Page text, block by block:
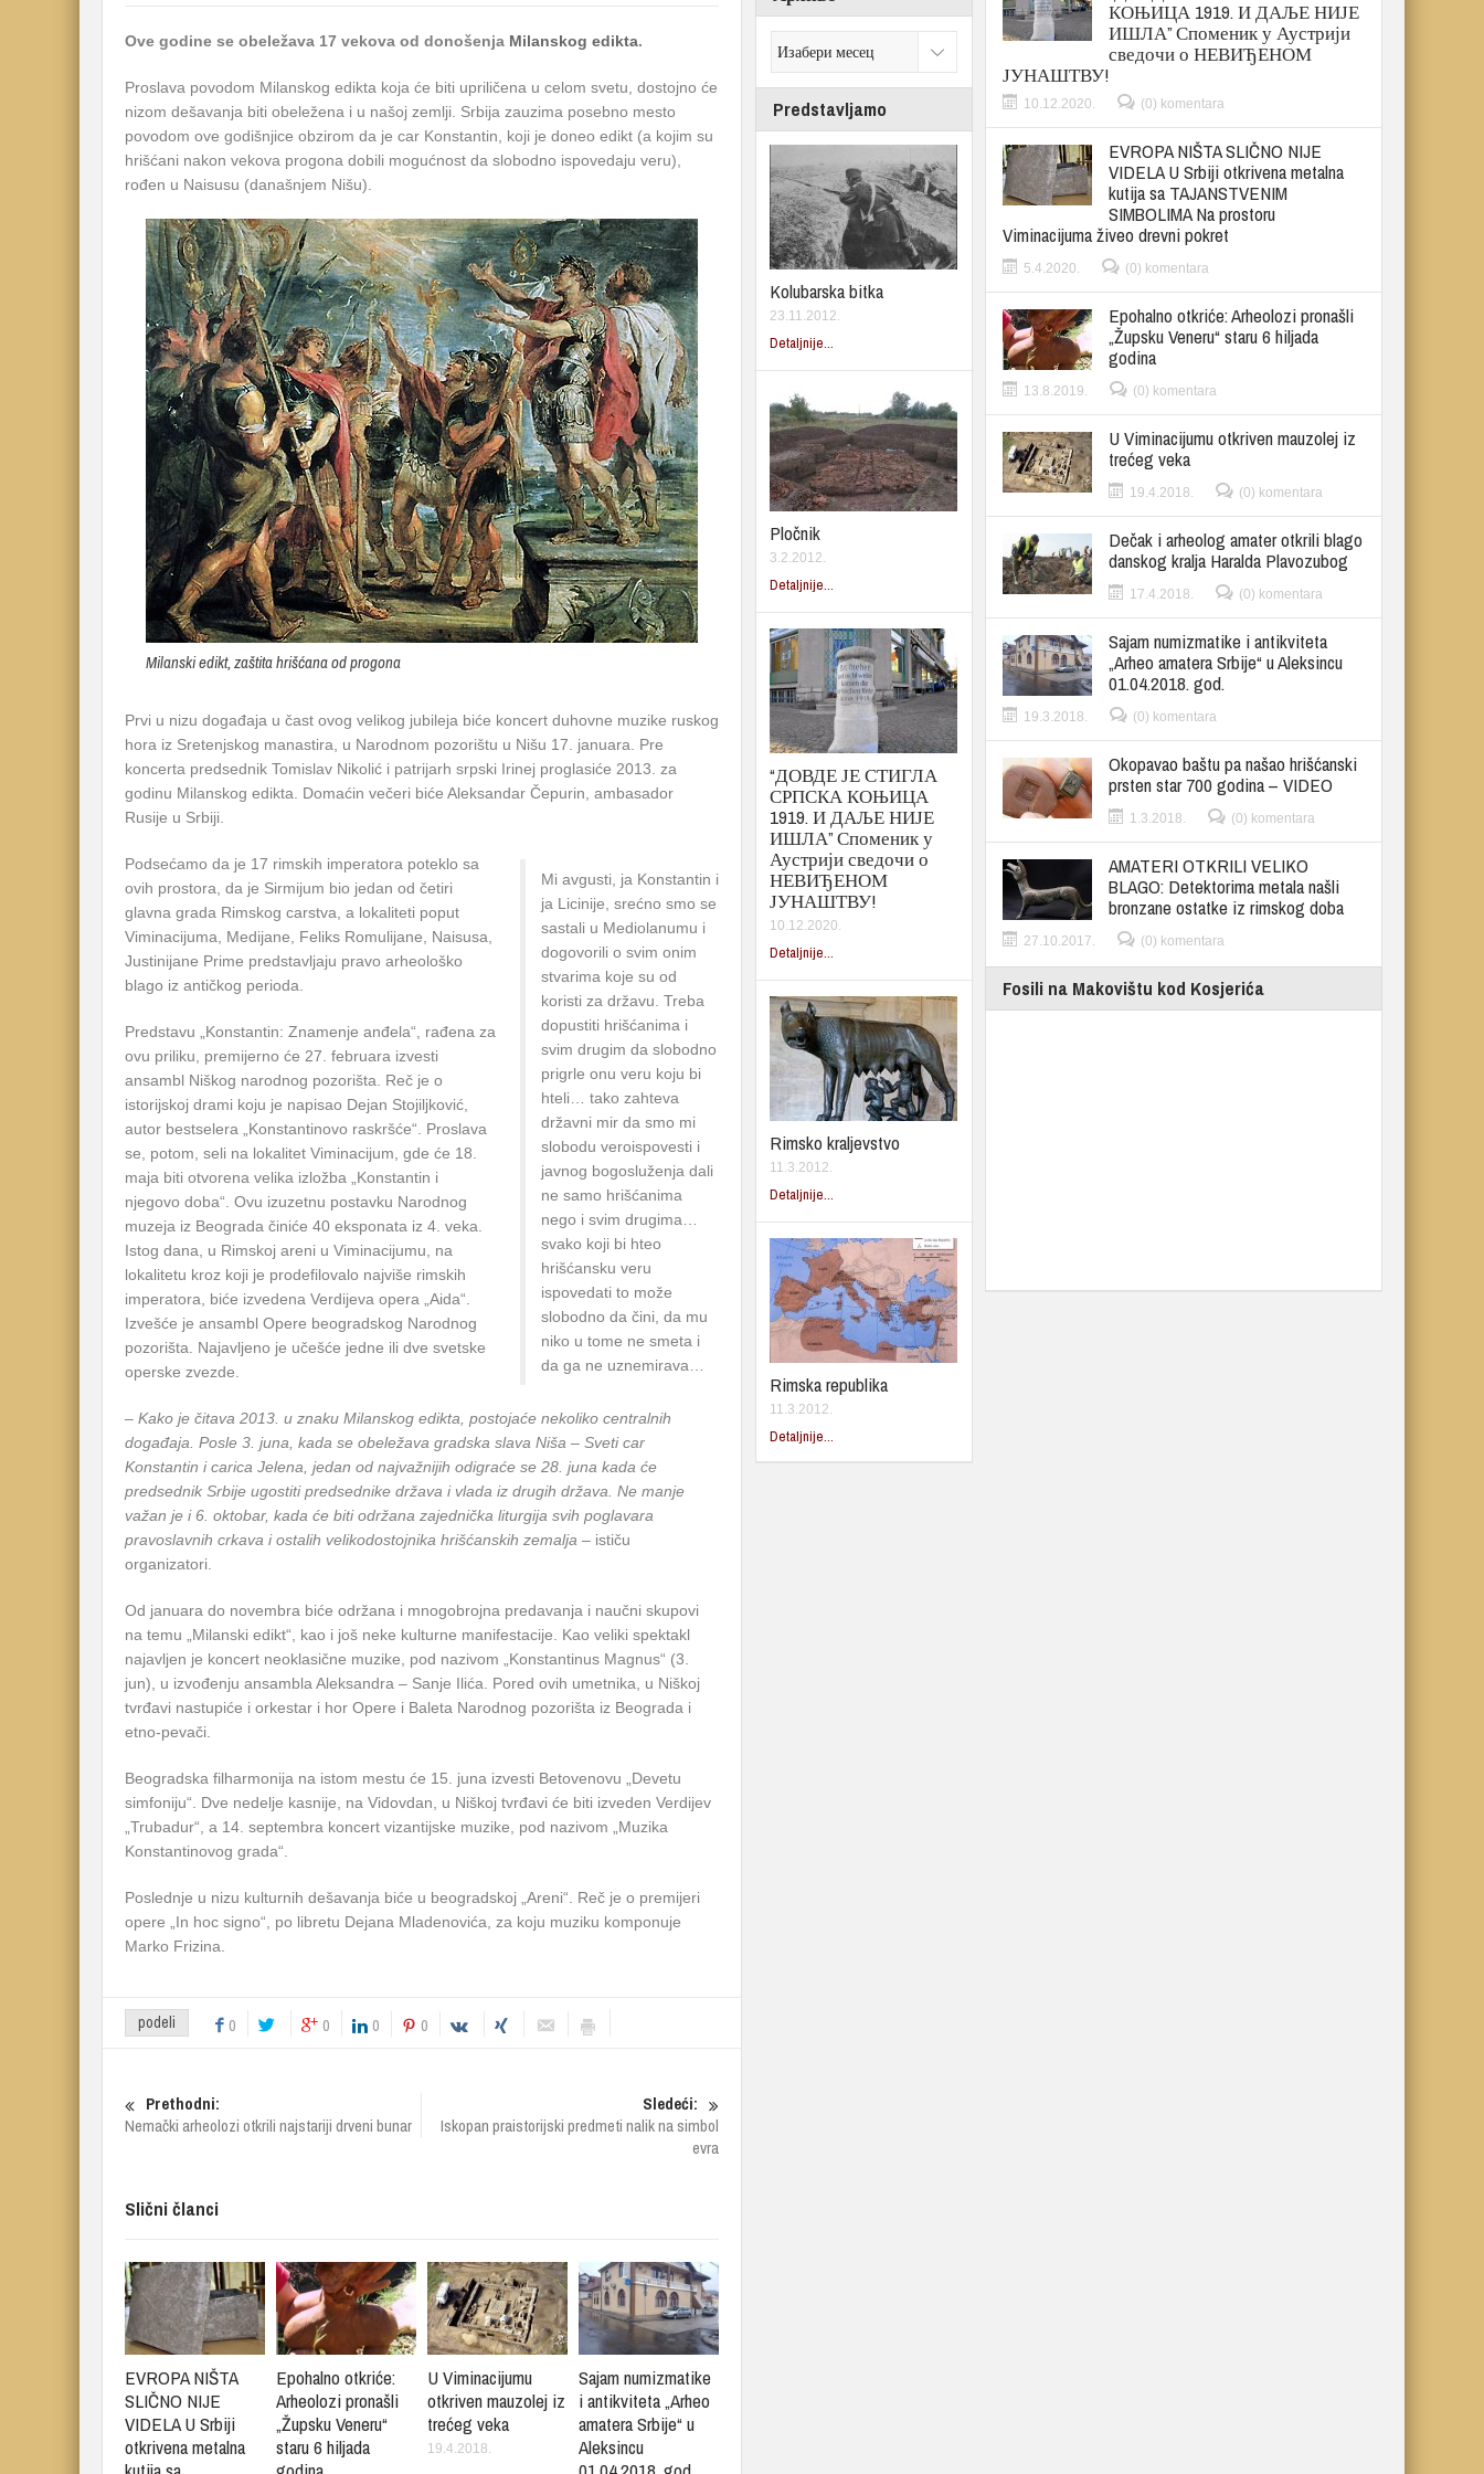
Ove godine se obeležava 17 vekova od donošenja Milanskog edikta.
Proslava povodom Milanskog edikta koja će biti upriličena u celom svetu, dostojno će
nizom dešavanja biti obeležena i u našoj zemlji. Srbija zauzima posebno mesto
povodom ove godišnjice obzirom da je car Konstantin, koji je doneo edikt (a kojim su
hrišćani nakon vekova progona dobili mogućnost da slobodno ispovedaju veru),
rođen u Naisusu (današnjem Nišu).
Milanski edikt, zaštita hrišćana od progona
Prvi u nizu događaja u čast ovog velikog jubileja biće koncert duhovne muzike ruskog
hora iz Sretenjskog manastira, u Narodnom pozorištu u Nišu 17. januara. Pre
koncerta predsednik Tomislav Nikolić i patrijarh srpski Irinej proglasiće 2013. za
godinu Milanskog edikta. Domaćin večeri biće Aleksandar Čepurin, ambasador
Rusije u Srbiji.
Mi avgusti, ja Konstantin i
ja Licinije, srećno smo se
sastali u Mediolanumu i
dogovorili o svim onim
stvarima koje su od
koristi za državu. Treba
dopustiti hrišćanima i
svim drugim da slobodno
prigrle onu veru koju bi
hteli… tako zahteva
državni mir da smo mi
slobodu veroispovesti i
javnog bogosluženja dali
ne samo hrišćanima
nego i svim drugima…
svako koji bi hteo
hrišćansku veru
ispovedati to može
slobodno da čini, da mu
niko u tome ne smeta i
da ga ne uznemirava…
Podsećamo da je 17 rimskih imperatora poteklo sa
ovih prostora, da je Sirmijum bio jedan od četiri
glavna grada Rimskog carstva, a lokaliteti poput
Viminacijuma, Medijane, Feliks Romulijane, Naisusa,
Justinijane Prime predstavljaju pravo arheološko
blago iz antičkog perioda.
Predstavu „Konstantin: Znamenje anđela“, rađena za
ovu priliku, premijerno će 27. februara izvesti
ansambl Niškog narodnog pozorišta. Reč je o
istorijskoj drami koju je napisao Dejan Stojiljković,
autor bestselera „Konstantinovo raskršće“. Proslava
se, potom, seli na lokalitet Viminacijum, gde će 18.
maja biti otvorena velika izložba „Konstantin i
njegovo doba“. Ovu izuzetnu postavku Narodnog
muzeja iz Beograda činiće 40 eksponata iz 4. veka.
Istog dana, u Rimskoj areni u Viminacijumu, na
lokalitetu kroz koji je prodefilovalo najviše rimskih
imperatora, biće izvedena Verdijeva opera „Aida“.
Izvešće je ansambl Opere beogradskog Narodnog
pozorišta. Najavljeno je učešće jedne ili dve svetske
operske zvezde.
– Kako je čitava 2013. u znaku Milanskog edikta, postojaće nekoliko centralnih
događaja. Posle 3. juna, kada se obeležava gradska slava Niša – Sveti car
Konstantin i carica Jelena, jedan od najvažnijih odigraće se 28. juna kada će
predsednik Srbije ugostiti predsednike država i vlada iz drugih država. Ne manje
važan je i 6. oktobar, kada će biti održana zajednička liturgija svih poglavara
pravoslavnih crkava i ostalih velikodostojnika hrišćanskih zemalja – ističu
organizatori.
Od januara do novembra biće održana i mnogobrojna predavanja i naučni skupovi
na temu „Milanski edikt“, kao i još neke kulturne manifestacije. Kao veliki spektakl
najavljen je koncert neoklasične muzike, pod nazivom „Konstantinus Magnus“ (3.
jun), u izvođenju ansambla Aleksandra – Sanje Ilića. Pored ovih umetnika, u Niškoj
tvrđavi nastupiće i orkestar i hor Opere i Baleta Narodnog pozorišta iz Beograda i
etno-pevači.
Beogradska filharmonija na istom mestu će 15. juna izvesti Betovenovu „Devetu
simfoniju“. Dve nedelje kasnije, na Vidovdan, u Niškoj tvrđavi će biti izveden Verdijev
„Trubadur“, a 14. septembra koncert vizantijske muzike, pod nazivom „Muzika
Konstantinovog grada“.
Poslednje u nizu kulturnih dešavanja biće u beogradskoj „Areni“. Reč je o premijeri
opere „In hoc signo“, po libretu Dejana Mladenovića, za koju muziku komponuje
Marko Frizina.
podeli 0 0 0 0
Prethodni:
Nemački arheolozi otkrili najstariji drveni bunar
Sledeći:
Iskopan praistorijski predmeti nalik na simbol
evra
Slični članci
EVROPA NIŠTA
SLIČNO NIJE
VIDELA U Srbiji
otkrivena metalna
Epohalno otkriće:
Arheolozi pronašli
„Župsku Veneru“
staru 6 hiljada
U Viminacijumu
otkriven mauzolej iz
trećeg veka
19.4.2018.
Sajam numizmatike
i antikviteta „Arheo
amatera Srbije“ u
Aleksincu
Predstavljamo
Kolubarska bitka
23.11.2012.
Detaljnije...
Pločnik
3.2.2012.
Detaljnije...
“ДОВДЕ ЈЕ СТИГЛА
СРПСКА КОЊИЦА
1919. И ДАЉЕ НИЈЕ
ИШЛА” Споменик у
Аустрији сведочи о
НЕВИЂЕНОМ
ЈУНАШТВУ!
10.12.2020.
Detaljnije...
Rimsko kraljevstvo
11.3.2012.
Detaljnije...
Rimska republika
11.3.2012.
Detaljnije...
КОЊИЦА 1919. И ДАЉЕ НИЈЕ
ИШЛА” Споменик у Аустрији
сведочи о НЕВИЂЕНОМ
ЈУНАШТВУ!
10.12.2020. (0) komentara
EVROPA NIŠTA SLIČNO NIJE
VIDELA U Srbiji otkrivena metalna
kutija sa TAJANSTVENIM
SIMBOLIMA Na prostoru
Viminacijuma živeo drevni pokret
5.4.2020. (0) komentara
Epohalno otkriće: Arheolozi pronašli
„Župsku Veneru“ staru 6 hiljada
godina
13.8.2019. (0) komentara
U Viminacijumu otkriven mauzolej iz
trećeg veka
19.4.2018. (0) komentara
Dečak i arheolog amater otkrili blago
danskog kralja Haralda Plavozubog
17.4.2018. (0) komentara
Sajam numizmatike i antikviteta
„Arheo amatera Srbije“ u Aleksincu
01.04.2018. god.
19.3.2018. (0) komentara
Okopavao baštu pa našao hrišćanski
prsten star 700 godina – VIDEO
1.3.2018. (0) komentara
AMATERI OTKRILI VELIKO
BLAGO: Detektorima metala našli
bronzane ostatke iz rimskog doba
27.10.2017. (0) komentara
Fosili na Makovištu kod Kosjerića